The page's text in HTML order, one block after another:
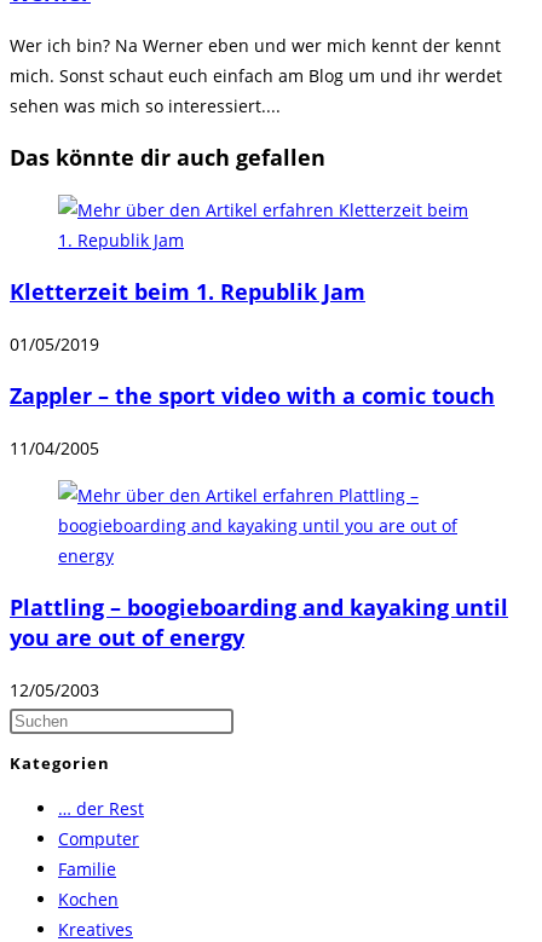
Wer ich bin? Na Werner eben und wer mich kennt der kennt
mich. Sonst schaut euch einfach am Blog um und ihr werdet
sehen was mich so interessiert....
Das könnte dir auch gefallen
Kletterzeit beim 1. Republik Jam
01/05/2019
Zappler – the sport video with a comic touch
11/04/2005
Plattling – boogieboarding and kayaking until
you are out of energy
12/05/2003
Press
Kategorien
… der Rest
Computer
Familie
Kochen
Kreatives